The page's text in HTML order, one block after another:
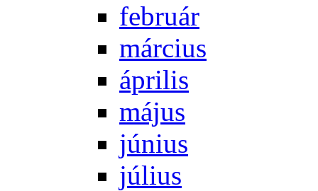
feb­ru­ár
már­ci­us
áp­ri­lis
má­jus
jú­ni­us
jú­li­us